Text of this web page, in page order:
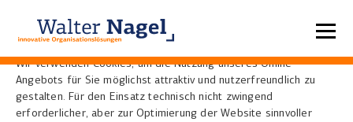
Datenschutzeinstellungen
Wir verwenden Cookies, um die Nutzung unseres Online-
Angebots für Sie möglichst attraktiv und nutzerfreundlich zu
gestalten. Für den Einsatz technisch nicht zwingend
erforderlicher, aber zur Optimierung der Website sinnvoller